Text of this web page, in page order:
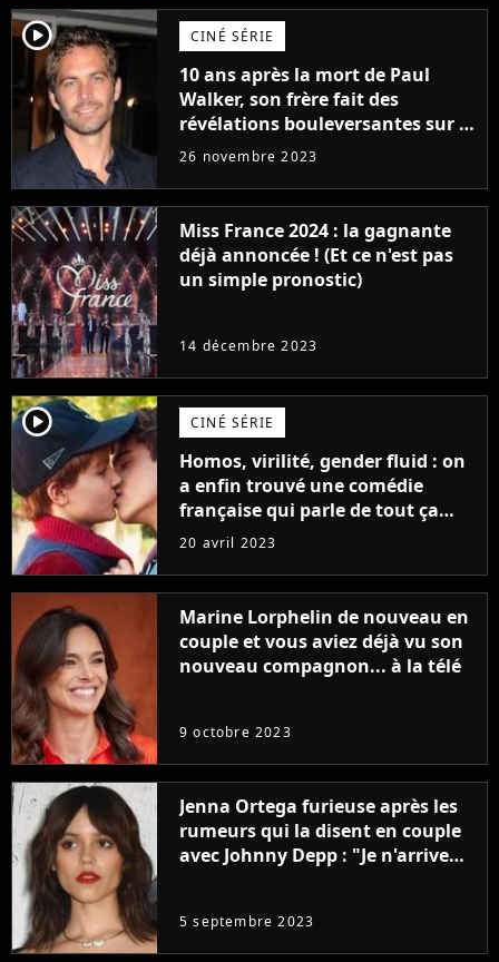
player2 CINÉ SÉRIE
10 ans après la mort de Paul
Walker, son frère fait des
révélations bouleversantes sur la
réaction des acteurs de Fast and
26 novembre 2023
Miss France 2024 : la gagnante
déjà annoncée ! (Et ce n'est pas
un simple pronostic)
14 décembre 2023
player2 CINÉ SÉRIE
Homos, virilité, gender fluid : on
a enfin trouvé une comédie
française qui parle de tout ça
sans être super ringarde
20 avril 2023
Marine Lorphelin de nouveau en
couple et vous aviez déjà vu son
nouveau compagnon... à la télé
9 octobre 2023
Jenna Ortega furieuse après les
rumeurs qui la disent en couple
avec Johnny Depp : "Je n'arrive
5 septembre 2023